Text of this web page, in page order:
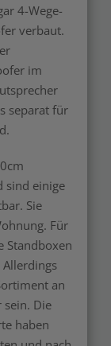
4-Wege-
verbaut.
im
separat für
sind einige
Sie
Für
Standboxen
an
sein. Die
haben